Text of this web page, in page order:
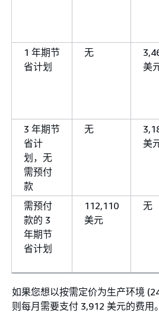
1 年期节
省计划
无
美
3 年期节
省计
划，无
需预付
款
无
美
需预付
款的 3
年期节
省计划
112,110
美元
无
如果您想以按需定价为生产环境
则每月需要支付 3,912 美元的费用